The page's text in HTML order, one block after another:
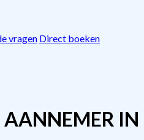
vragen Direct boeken
AANNEMER IN